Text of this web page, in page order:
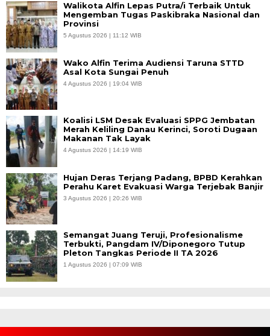
Walikota Alfin Lepas Putra/i Terbaik Untuk
Mengemban Tugas Paskibraka Nasional dan
Provinsi
5 Agustus 2026 | 11:12 WIB
Wako Alfin Terima Audiensi Taruna STTD
Asal Kota Sungai Penuh
4 Agustus 2026 | 19:04 WIB
Koalisi LSM Desak Evaluasi SPPG Jembatan
Merah Keliling Danau Kerinci, Soroti Dugaan
Makanan Tak Layak
4 Agustus 2026 | 14:19 WIB
Hujan Deras Terjang Padang, BPBD Kerahkan
Perahu Karet Evakuasi Warga Terjebak Banjir
3 Agustus 2026 | 20:26 WIB
Semangat Juang Teruji, Profesionalisme
Terbukti, Pangdam IV/Diponegoro Tutup
Pleton Tangkas Periode II TA 2026
1 Agustus 2026 | 07:09 WIB